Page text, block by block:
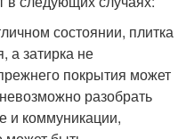
состоянии, плитка
а затирка не
покрытия может
разобрать
и коммуникации,